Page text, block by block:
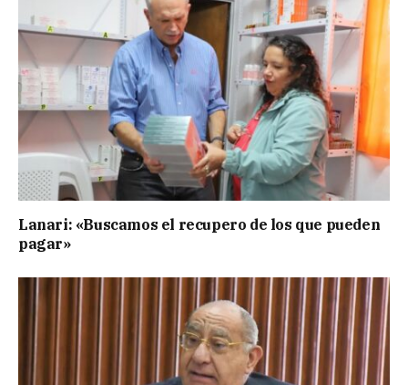
Lanari: «Buscamos el recupero de los que pueden
pagar»